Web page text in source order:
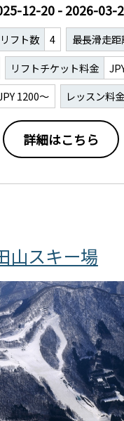
12-20 - 2026-03-
リフト数 4 最長滑走距
リフトチケット料金
1200～ レッスン料金
詳細はこちら
山スキー場